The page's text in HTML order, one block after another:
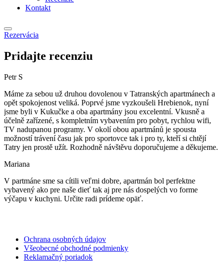
Kontakt
Rezervácia
Pridajte recenziu
Petr S
Máme za sebou už druhou dovolenou v Tatranských apartmánech a
opět spokojenost veliká. Poprvé jsme vyzkoušeli Hrebienok, nyní
jsme byli v Kukučke a oba apartmány jsou excelentní. Vkusně a
účelně zařízené, s kompletním vybavením pro pobyt, rychlou wifi,
TV nadupanou programy. V okolí obou apartmánů je spousta
možností trávení času jak pro sportovce tak i pro ty, kteří si chtějí
Tatry jen prostě užít. Rozhodně návštěvu doporučujeme a děkujeme.
Mariana
V partmáne sme sa cítili veľmi dobre, apartmán bol perfektne
vybavený ako pre naše dieť tak aj pre nás dospelých vo forme
výčapu v kuchyni. Určite radi prídeme opäť.
Ochrana osobných údajov
Všeobecné obchodné podmienky
Reklamačný poriadok